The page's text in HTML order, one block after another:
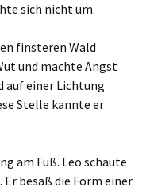
sich nicht um.
finsteren Wald
und machte Angst
auf einer Lichtung
Stelle kannte er
am Fuß. Leo schaute
besaß die Form einer